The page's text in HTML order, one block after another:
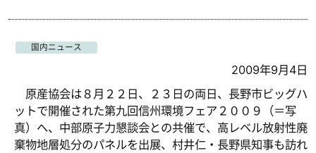
国内ニュース
2009年9月4日
原産協会は８月２２日、２３日の両日、長野市ビッグハ
ットで開催された第九回信州環境フェア２００９（＝写
真）へ、中部原子力懇談会との共催で、高レベル放射性廃
棄物地層処分のパネルを出展、村井仁・長野県知事も訪れ